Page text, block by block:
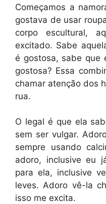
Começamos a
gostava de usar
corpo escultural,
excitado. Sabe
é gostosa, sabe que
gostosa? Essa
chamar atenção dos
rua.
O legal é que ela
sem ser vulgar.
sempre usando
adoro, inclusive eu
para ela, inclusive
leves. Adoro vê-la
isso me excita.